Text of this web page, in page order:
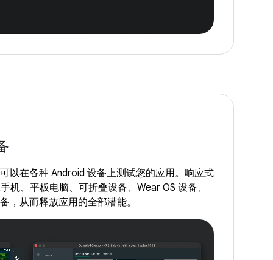
以在各种 Android 设备上测试您的应用。响应式
机、平板电脑、可折叠设备、Wear OS 设备、
，从而释放应用的全部潜能。